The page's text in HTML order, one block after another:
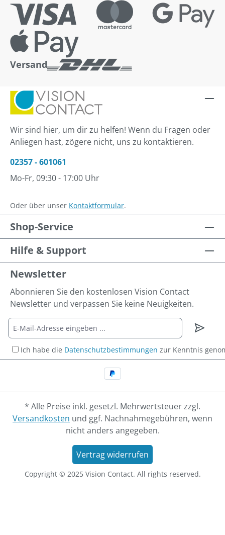
Versand
Wir sind hier, um dir zu helfen! Wenn du Fragen oder
Anliegen hast, zögere nicht, uns zu kontaktieren.
02357 - 601061
Mo-Fr, 09:30 - 17:00 Uhr
Oder über unser Kontaktformular.
Shop-Service
Hilfe & Support
Newsletter
Abonnieren Sie den kostenlosen Vision Contact
Newsletter und verpassen Sie keine Neuigkeiten.
Ich habe die Datenschutzbestimmungen zur Kenntnis
* Alle Preise inkl. gesetzl. Mehrwertsteuer zzgl.
Versandkosten und ggf. Nachnahmegebühren, wenn
nicht anders angegeben.
Vertrag widerrufen
Copyright © 2025 Vision Contact. All rights reserved.